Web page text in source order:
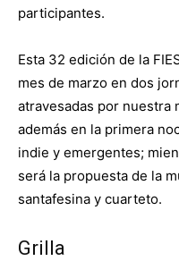
participantes.
Esta 32 edición de la
mes de marzo en dos
atravesadas por nuestra
además en la primera
indie y emergentes;
será la propuesta de la
santafesina y cuarteto.
Grilla